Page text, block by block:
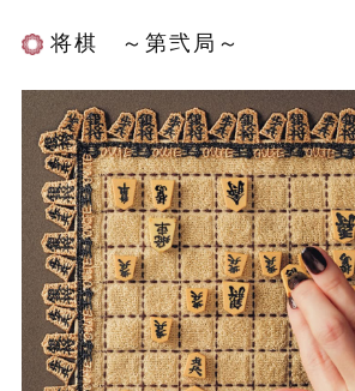
将棋 ～第弐局～